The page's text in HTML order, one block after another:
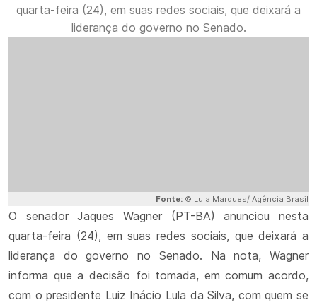
quarta-feira (24), em suas redes sociais, que deixará a
liderança do governo no Senado.
Fonte: © Lula Marques/ Agência Brasil
O senador Jaques Wagner (PT-BA) anunciou nesta
quarta-feira (24), em suas redes sociais, que deixará a
liderança do governo no Senado. Na nota, Wagner
informa que a decisão foi tomada, em comum acordo,
com o presidente Luiz Inácio Lula da Silva, com quem se